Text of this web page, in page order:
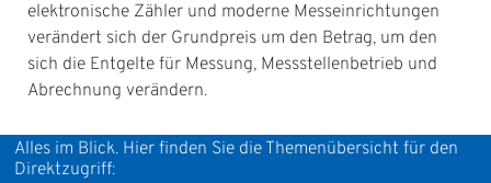
elektronische Zähler und moderne Messeinrichtungen
verändert sich der Grundpreis um den Betrag, um den
sich die Entgelte für Messung, Messstellenbetrieb und
Abrechnung verändern.
Alles im Blick. Hier finden Sie die Themenübersicht für den
Direktzugriff: